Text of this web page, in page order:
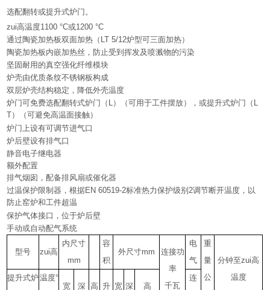
选配翻转或提升式炉门。
zui高温度1100 °C或1200 °C
通过陶瓷加热板双面加热（LT 5/12炉型可三面加热）
陶瓷加热板内嵌加热丝，防止受到挥发及喷溅物的污染
坚固耐用的真空强化纤维模块
炉壳由优质条纹不锈钢板构成
双层炉壳结构稳定，降低外壳温度
炉门可免费选配翻转式炉门（L）（可用于工件摆放），或提升式炉门（L
T）（可避免高温面接触）
炉门上设有可调节进气口
炉后壁设有排气口
静音电子继电器
额外配置
排气烟囱，配备排风扇或催化器
过温保护限制器，根据EN 60519-2标准热力保护级别2调节断开温度，以
防止窑炉和工件超温
保护气体接口，位于炉后壁
手动或自动配气系统
型号 zui高
内尺寸
mm
容
积
外尺寸mm
连接功
率
千瓦
电
气
重
量
公
分钟至zui高
温度
提升式炉温度°
宽
深 高 升 宽 深 高
连